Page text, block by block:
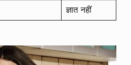
ज्ञात नहीं